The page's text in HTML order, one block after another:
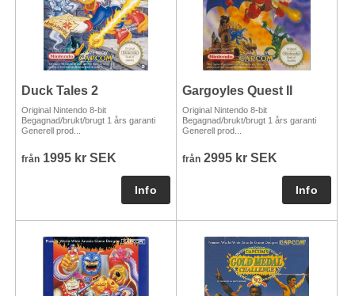
Duck Tales 2
Original Nintendo 8-bit
Begagnad/brukt/brugt 1 års garanti
Generell prod...
från 1995 kr SEK
Gargoyles Quest II
Original Nintendo 8-bit
Begagnad/brukt/brugt 1 års garanti
Generell prod...
från 2995 kr SEK